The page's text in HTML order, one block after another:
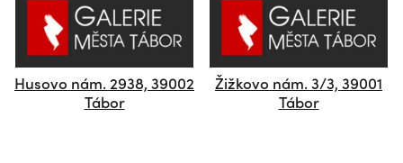
Husovo nám. 2938, 39002
Tábor
Žižkovo nám. 3/3, 39001
Tábor